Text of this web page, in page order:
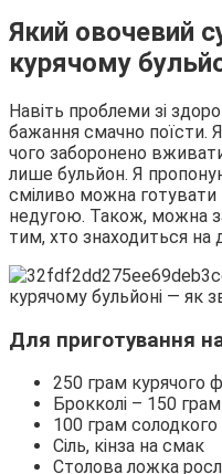
Який овочевий
курячому
Навіть проблеми зі
бажання смачно поїсти.
чого заборонено
лише бульйон. Я
сміливо можна
недугою. Також, можна
тим, хто знаходиться на
Для приготування
250 грам курячого
Брокколі – 150 грам
100 грам
Сіль, кінза на смак
Столова ложка